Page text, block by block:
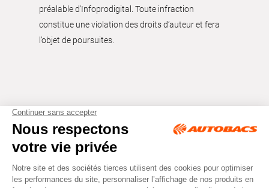
préalable d'Infoprodigital. Toute infraction
constitue une violation des droits d’auteur et fera
l’objet de poursuites.
Tous droits réservés © Autobacs